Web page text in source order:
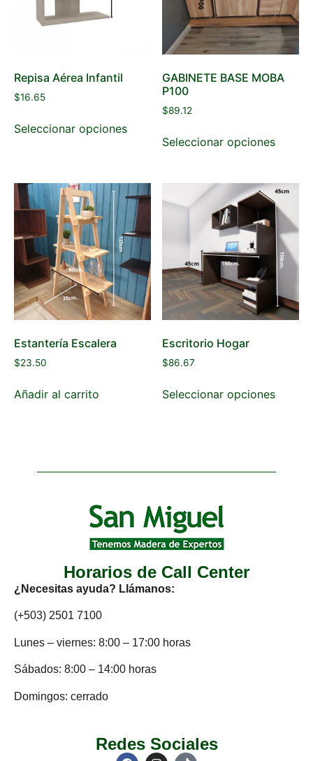
Repisa Aérea Infantil
$16.65
Seleccionar opciones
GABINETE BASE MOBA
P100
$89.12
Seleccionar opciones
Estantería Escalera
$23.50
Añadir al carrito
Escritorio Hogar
$86.67
Seleccionar opciones
Horarios de Call Center
¿Necesitas ayuda? Llámanos:
(+503) 2501 7100
Lunes – viernes: 8:00 – 17:00 horas
Sábados: 8:00 – 14:00 horas
Domingos: cerrado
Redes Sociales